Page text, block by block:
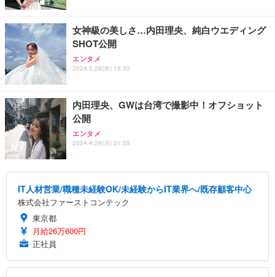
女神級の美しさ…内田理央、純白ウエディング
SHOT公開
エンタメ
2024.5.29(水) 18:33
内田理央、GWは台湾で撮影中！オフショット
公開
エンタメ
2024.4.29(月) 21:55
IT人材営業/職種未経験OK/未経験からIT業界へ/既存顧客中心
株式会社ファーストコンテック
東京都
月給26万600円
正社員